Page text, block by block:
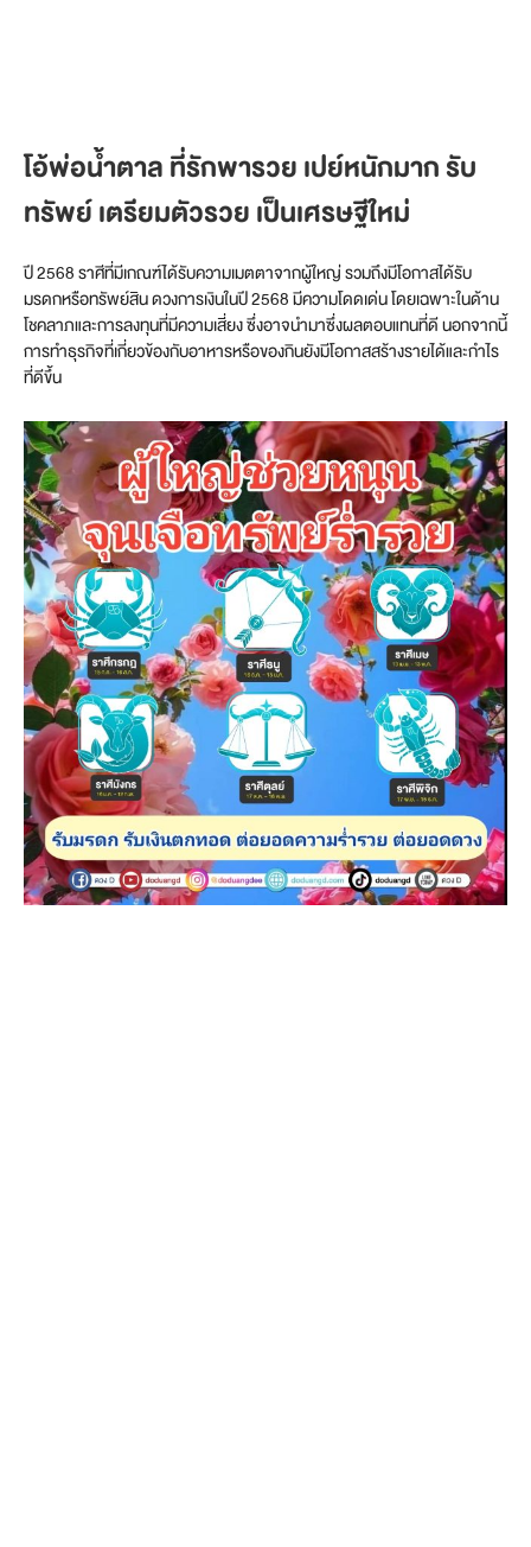
โอ้พ่อน้ำตาล ที่รักพารวย เปย์หนักมากรับ
ทรัพย์เตรียมตัวรวย เป็นเศรษฐีใหม่
ปี 2568 ราศีที่มีเกณฑ์ได้รับความเมตตาจากผู้ใหญ่ รวมถึงมีโอกาสได้รับ
มรดกหรือทรัพย์สิน ดวงการเงินในปี 2568 มีความโดดเด่น โดยเฉพาะในด้าน
โชคลาภและการลงทุนที่มีความเสี่ยง ซึ่งอาจนำมาซึ่งผลตอบแทนที่ดี นอกจากนี้
การทำธุรกิจที่เกี่ยวข้องกับอาหารหรือของกินยังมีโอกาสสร้างรายได้และกำไร
ที่ดีขึ้น